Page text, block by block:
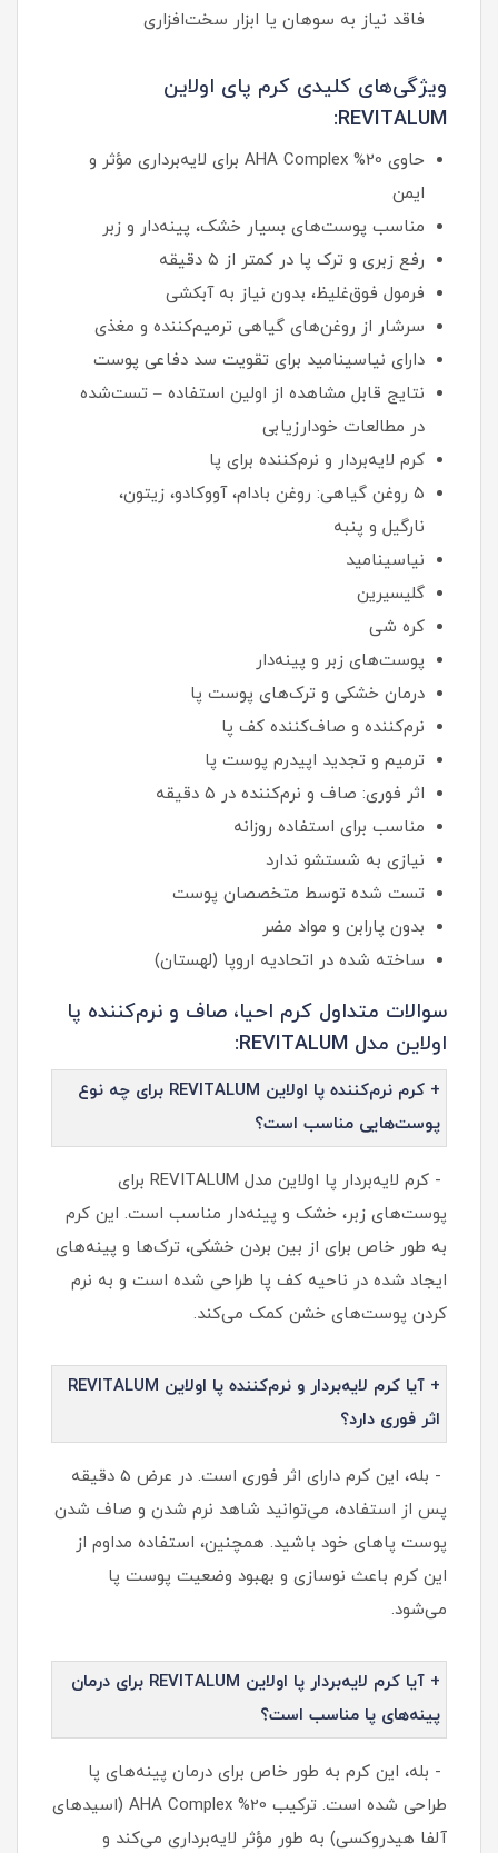
فاقد نیاز به سوهان یا ابزار سخت‌افزاری
ویژگی‌های کلیدی کرم پای اولاین
REVITALUM:
حاوی 20% AHA Complex برای لایه‌برداری مؤثر و
ایمن
مناسب پوست‌های بسیار خشک، پینه‌دار و زبر
رفع زبری و ترک پا در کمتر از ۵ دقیقه
فرمول فوق‌غلیظ، بدون نیاز به آبکشی
سرشار از روغن‌های گیاهی ترمیم‌کننده و مغذی
دارای نیاسینامید برای تقویت سد دفاعی پوست
نتایج قابل مشاهده از اولین استفاده – تست‌شده
در مطالعات خودارزیابی
کرم لایه‌بردار و نرم‌کننده برای پا
۵ روغن گیاهی: روغن بادام، آووکادو، زیتون،
نارگیل و پنبه
نیاسینامید
گلیسیرین
کره شی
پوست‌های زبر و پینه‌دار
درمان خشکی و ترک‌های پوست پا
نرم‌کننده و صاف‌کننده کف پا
ترمیم و تجدید اپیدرم پوست پا
اثر فوری: صاف و نرم‌کننده در ۵ دقیقه
مناسب برای استفاده روزانه
نیازی به شستشو ندارد
تست شده توسط متخصصان پوست
بدون پارابن و مواد مضر
ساخته شده در اتحادیه اروپا (لهستان)
سوالات متداول کرم احیا، صاف و نرم‌کننده پا
اولاین مدل REVITALUM:
+ کرم نرم‌کننده پا اولاین REVITALUM برای چه نوع
پوست‌هایی مناسب است؟
- کرم لایه‌بردار پا اولاین مدل REVITALUM برای
پوست‌های زبر، خشک و پینه‌دار مناسب است. این کرم
به طور خاص برای از بین بردن خشکی، ترک‌ها و پینه‌های
ایجاد شده در ناحیه کف پا طراحی شده است و به نرم
کردن پوست‌های خشن کمک می‌کند.
+ آیا کرم لایه‌بردار و نرم‌کننده پا اولاین REVITALUM
اثر فوری دارد؟
- بله، این کرم دارای اثر فوری است. در عرض 5 دقیقه
پس از استفاده، می‌توانید شاهد نرم شدن و صاف شدن
پوست پاهای خود باشید. همچنین، استفاده مداوم از
این کرم باعث نوسازی و بهبود وضعیت پوست پا
می‌شود.
+ آیا کرم لایه‌بردار پا اولاین REVITALUM برای درمان
پینه‌های پا مناسب است؟
- بله، این کرم به طور خاص برای درمان پینه‌های پا
طراحی شده است. ترکیب 20% AHA Complex (اسیدهای
آلفا هیدروکسی) به طور مؤثر لایه‌برداری می‌کند و